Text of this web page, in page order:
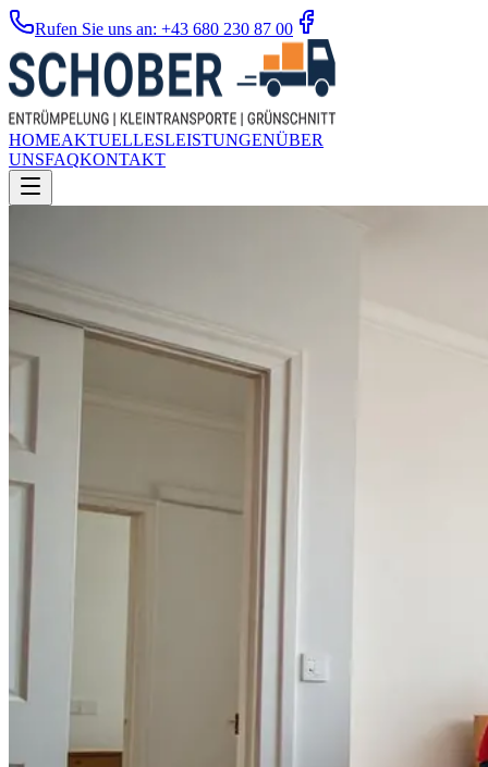
Rufen Sie uns an: +43 680 230 87 00
HOMEAKTUELLESLEISTUNGENÜBER
UNSFAQKONTAKT